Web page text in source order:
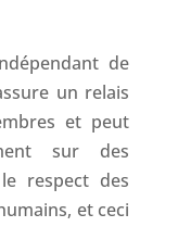
de
un relais
et peut
sur des
respect des
et ceci